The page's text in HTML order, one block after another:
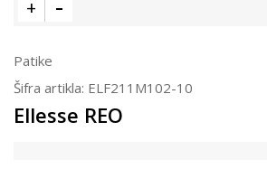
Patike
Šifra artikla: ELF211M102-10
Ellesse REO